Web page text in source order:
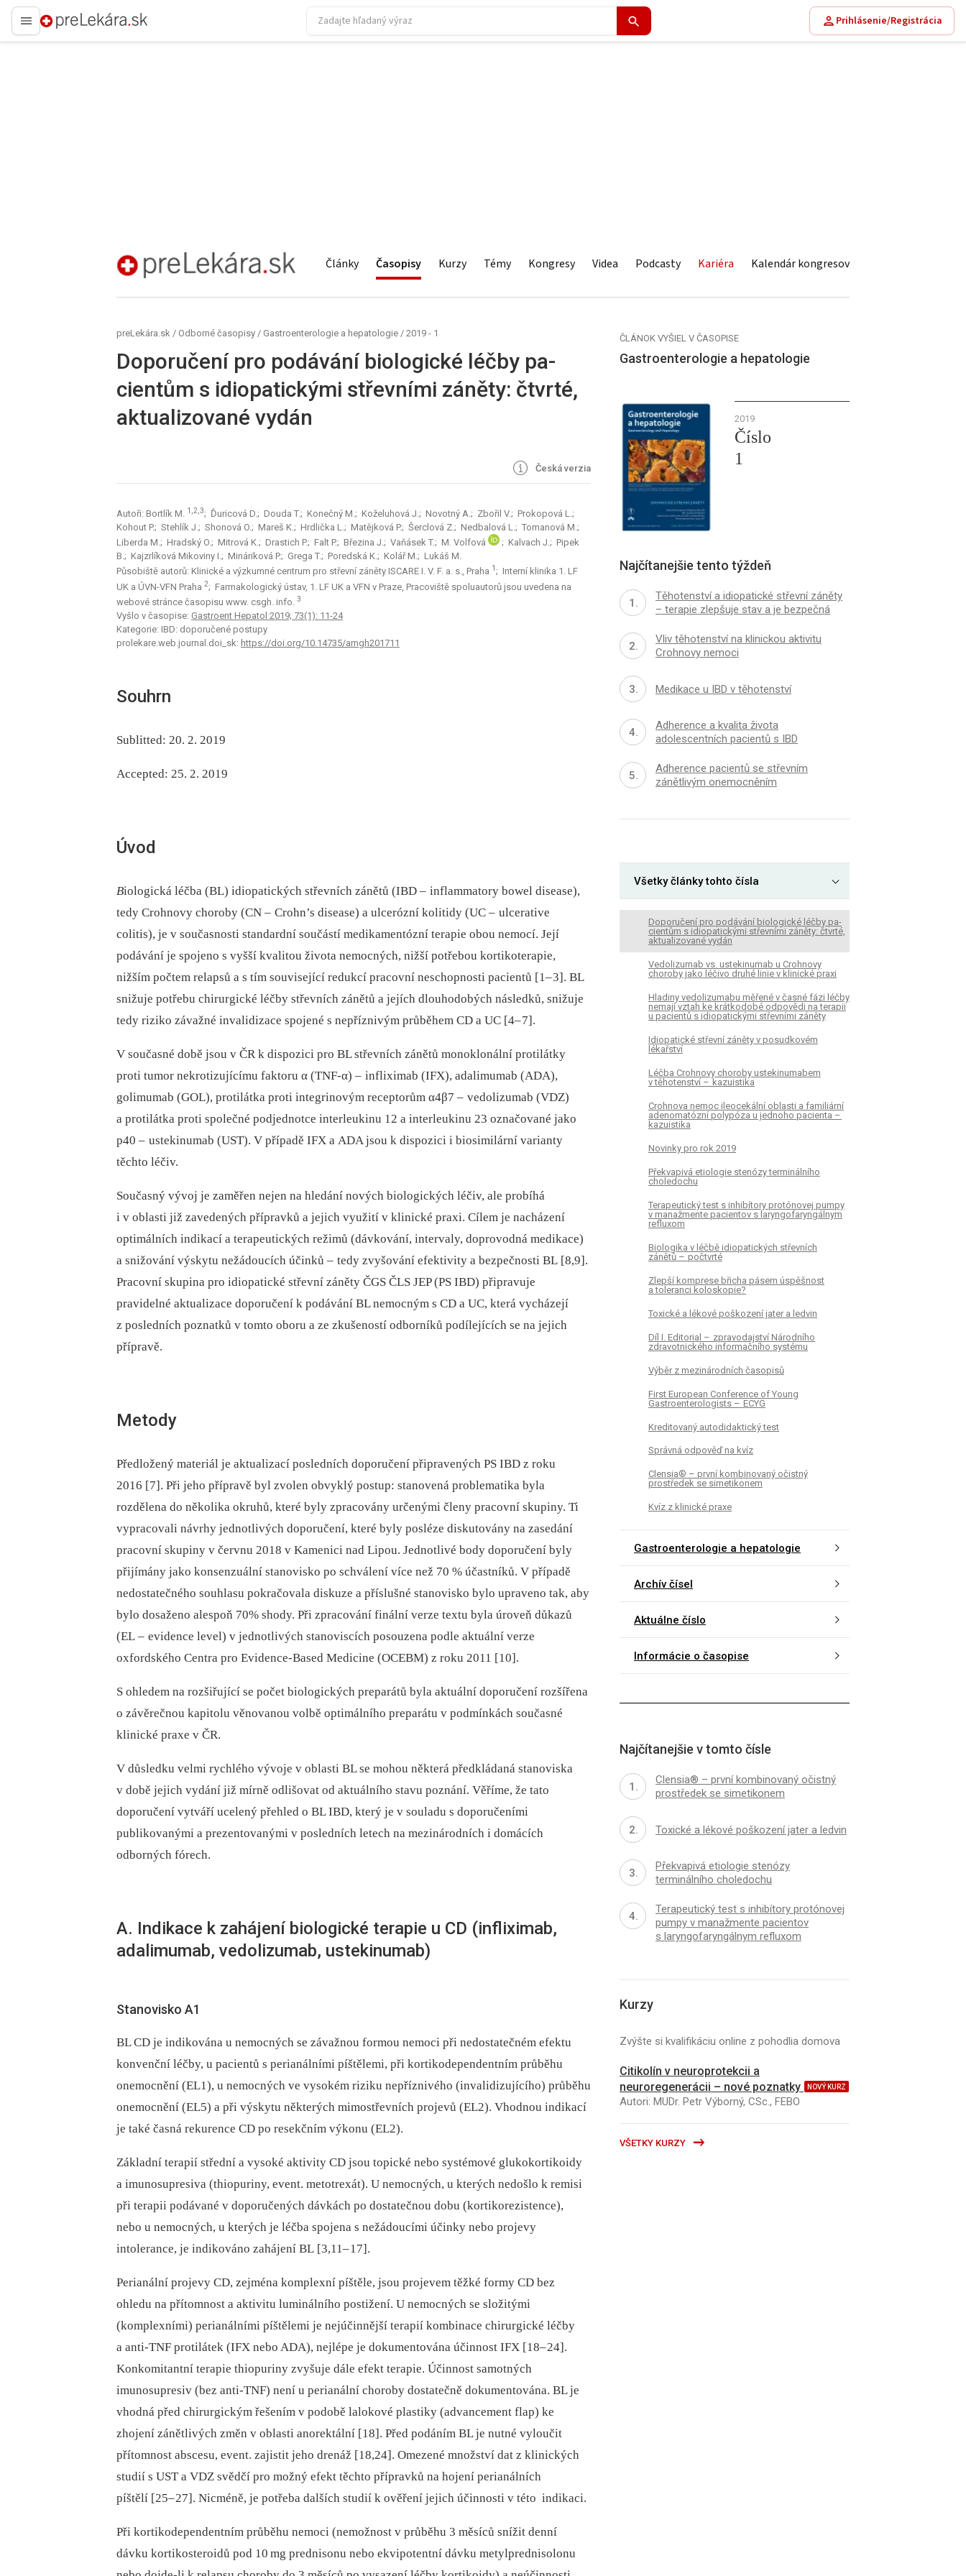
preLekára.sk
Prihlásenie/Registrácia
preLekára.sk Články Časopisy Kurzy Témy Kongresy Videa Podcasty Kariéra Kalendár kongresov
preLekára.sk / Odborné časopisy / Gastroenterologie a hepatologie / 2019 - 1
Doporučení pro podávání bio­logické léčby pa­
cientům s idiopatickými střevními záněty: čtvrté,
aktualizované vydán
Česká verzia
Autoři: Bortlík M. 1,2,3; Ďuricová D.; Douda T.; Konečný M.; Koželuhová J.; Novotný A.; Zbořil V.; Prokopová L.;
Kohout P.; Stehlík J.; Shonová O.; Mareš K.; Hrdlička L.; Matějková P.; Šerclová Z.; Nedbalová L.; Tomanová M.;
Liberda M.; Hradský O.; Mitrová K.; Drastich P.; Falt P.; Březina J.; Vaňásek T.; M. Volfová
; Kalvach J.; Pipek
B.; Kajzrlíková Mikoviny I.; Mináriková P.; Grega T.; Poredská K.; Kolář M.; Lukáš M.
Působiště autorů: Klinické a výzkumné centrum pro střevní záněty ISCARE I. V. F. a. s., Praha 1 ; Interní klinika 1. LF
UK a ÚVN-VFN Praha 2; Farmakologický ústav, 1. LF UK a VFN v Praze, Pracoviště spoluautorů jsou uvedena na
webové stránce časopisu www. csgh. info. 3
Vyšlo v časopise: Gastroent Hepatol 2019; 73(1): 11-24
Kategorie: IBD: doporučené postupy
prolekare.web.journal.doi_sk: https://doi.org/10.14735/amgh201711
Souhrn
Sublitted: 20. 2. 2019
Accepted: 25. 2. 2019
Úvod
Biologická léčba (BL) idiopatických střevních zánětů (IBD – inflam­matory bowel dis­ease),
tedy Crohnovy choroby (CN – Crohn’s dis­ease) a ulcerózní kolitidy (UC – ulcerative
colitis), je v současnosti standardní součástí medikamentózní terapie obou nemocí. Její
podávání je spojeno s vyšší kvalitou života nemocných, nižší potřebou kortikoterapie,
nižším počtem relapsů a s tím související redukcí pracovní neschopnosti pa­cientů [1–3]. BL
snižuje potřebu chirurgické léčby střevních zánětů a jejích dlouhodobých následků, snižuje
tedy riziko závažné invalidizace spojené s nepříznivým průběhem CD a UC [4–7].
V současné době jsou v ČR k dispozici pro BL střevních zánětů monoklonální protilátky
proti tumor nekrotizujícímu faktoru α (TNF-α) – infliximab (IFX), adalimumab (ADA),
golimumab (GOL), protilátka proti integrinovým receptorům α4β7 – vedolizumab (VDZ)
a protilátka proti společné podjednotce interleukinu 12 a interleukinu 23 označované jako
p40 – ustekinumab (UST). V případě IFX a ADA jsou k dispozici i bio­similární varianty
těchto léčiv.
Současný vývoj je zaměřen nejen na hledání nových bio­logických léčiv, ale probíhá
i v oblasti již zavedených přípravků a jejich využití v klinické praxi. Cílem je nacházení
optimálních indikací a terapeutických režimů (dávkování, intervaly, doprovodná medikace)
a snižování výskytu nežádoucích účinků – tedy zvyšování efektivity a bezpečnosti BL [8,9].
Pracovní skupina pro idiopatické střevní záněty ČGS ČLS JEP (PS IBD) připravuje
pravidelné aktualizace doporučení k podávání BL nemocným s CD a UC, která vycházejí
z posledních poznatků v tomto oboru a ze zkušeností odborníků podílejících se na jejich
přípravě.
Metody
Předložený materiál je aktualizací posledních doporučení připravených PS IBD z roku
2016 [7]. Při jeho přípravě byl zvolen obvyklý postup: stanovená problematika byla
rozdělena do několika okruhů, které byly zpracovány určenými členy pracovní skupiny. Ti
vypracovali návrhy jednotlivých doporučení, které byly posléze diskutovány na zasedání
pracovní skupiny v červnu 2018 v Kamenici nad Lipou. Jednotlivé body doporučení byly
přijímány jako konsenzuální stanovisko po schválení více než 70 % účastníků. V případě
nedostatečného souhlasu pokračovala diskuze a příslušné stanovisko bylo upraveno tak, aby
bylo dosaženo alespoň 70% shody. Při zpracování finální verze textu byla úroveň důkazů
(EL – evidence level) v jednotlivých stanoviscích posouzena podle aktuální verze
oxfordského Centra pro Evidence-Based Medicine (OCEBM) z roku 2011 [10].
S ohledem na rozšiřující se počet bio­logických preparátů byla aktuální doporučení rozšířena
o závěrečnou kapitolu věnovanou volbě optimálního preparátu v podmínkách současné
klinické praxe v ČR.
V důsledku velmi rychlého vývoje v oblasti BL se mohou ně­kte­rá předkládaná stanoviska
v době jejich vydání již mírně odlišovat od aktuálního stavu poznání. Věříme, že tato
doporučení vytváří ucelený přehled o BL IBD, který je v souladu s doporučeními
publikovanými a prezentovanými v posledních letech na mezinárodních i domácích
odborných fórech.
A. Indikace k zahájení bio­logické terapie u CD (infliximab,
adalimumab, vedolizumab, ustekinumab)
Stanovisko A1
BL CD je indikována u nemocných se závažnou formou nemoci při nedostatečném efektu
konvenční léčby, u pa­cientů s perianálními píštělemi, při kortikodependentním průběhu
onemocnění (EL1), u nemocných ve vysokém riziku nepříznivého (invalidizujícího) průběhu
onemocnění (EL5) a při výskytu ně­kte­rých mimostřevních projevů (EL2). Vhodnou indikací
je také časná rekurence CD po resekčním výkonu (EL2).
Základní terapií střední a vysoké aktivity CD jsou topické nebo systémové glukokortikoidy
a imunosupresiva (thiopuriny, event. metotrexát). U nemocných, u kterých nedošlo k remisi
při terapii podávané v doporučených dávkách po dostatečnou dobu (kortikorezistence),
nebo u nemocných, u kterých je léčba spojena s nežádoucími účinky nebo projevy
intolerance, je indikováno zahájení BL [3,11–17].
Perianální projevy CD, zejména komplexní píštěle, jsou projevem těžké formy CD bez
ohledu na přítomnost a aktivitu luminálního postižení. U nemocných se složitými
(komplexními) perianálními píštělemi je nejúčin­nější terapií kombinace chirurgické léčby
a anti-TNF protilátek (IFX nebo ADA), nejlépe je dokumentována účin­nost IFX [18–24].
Konkomitantní terapie thiopuriny zvyšuje dále efekt terapie. Účin­nost samotných
imunosupresiv (bez anti-TNF) není u perianální choroby dostatečně dokumentována. BL je
vhodná před chirurgickým řešením v podobě lalokové plastiky (advance­ment flap) ke
zhojení zánětlivých změn v oblasti anorektální [18]. Před podáním BL je nutné vyloučit
přítomnost abscesu, event. zajistit jeho drenáž [18,24]. Omezené množství dat z klinických
studií s UST a VDZ svědčí pro možný efekt těchto přípravků na hojení perianálních
píštělí [25–27]. Nicméně, je potřeba dalších studií k ověření jejich účin­nosti v této indikaci.
Při kortikodependentním průběhu nemoci (nemožnost v průběhu 3 měsíců snížit den­ní
dávku kortikosteroidů pod 10 mg prednisonu nebo ekvipotentní dávku metylprednisolonu
ČLÁNOK VYŠIEL V ČASOPISE
Gastroenterologie a hepatologie
2019
Číslo
1
Najčítanejšie tento týždeň
Těhotenství a idiopatické střevní záněty
– terapie zlepšuje stav a je bezpečná
Vliv těhotenství na klinickou aktivitu
Crohnovy nemoci
Medikace u IBD v těhotenství
Adherence a kvalita života
adolescentních pacientů s IBD
Adherence pacientů se střevním
zánětlivým onemocněním
Všetky články tohto čísla
Doporučení pro podávání bio­logické léčby pa­
cientům s idiopatickými střevními záněty: čtvrté,
aktualizované vydán
Vedolizumab vs. ustekinumab u Crohnovy
choroby jako léčivo druhé linie v klinické praxi
Hladiny vedolizumabu měřené v časné fázi léčby
nemají vztah ke krátkodobé odpovědi na terapii
u pa­cientů s idiopatickými střevními záněty
Idiopatické střevní záněty v posudkovém
lékařství
Léčba Crohnovy choroby ustekinumabem
v těhotenství – kazuistika
Crohnova nemoc ileocekální oblasti a familiární
adenomatózní polypóza u jednoho pa­cienta –
kazuistika
Novinky pro rok 2019
Překvapivá etiologie stenózy terminálního
choledochu
Terapeutický test s inhibítory protónovej pumpy
v manažmente pa­cientov s laryngofaryngálnym
refluxom
Biologika v léčbě idiopatických střevních
zánětů – počtvrté
Zlepší komprese břicha pásem úspěšnost
a toleranci koloskopie?
Toxické a lékové poškození jater a ledvin
Díl I. Editorial – zpravodajství Národního
zdravotnického informačního systému
Výběr z mezinárodních časopisů
First European Conference of Young
Gastroenterologists – ECYG
Kreditovaný autodidaktický test
Správná odpověď na kvíz
Clensia® – první kombinovaný očistný
prostředek se simetikonem
Kvíz z klinické praxe
Gastroenterologie a hepatologie
Archív čísel
Aktuálne číslo
Informácie o časopise
Najčítanejšie v tomto čísle
Clensia® – první kombinovaný očistný
prostředek se simetikonem
Toxické a lékové poškození jater a ledvin
Překvapivá etiologie stenózy
terminálního choledochu
Terapeutický test s inhibítory protónovej
pumpy v manažmente pa­cientov
s laryngofaryngálnym refluxom
Kurzy
Zvýšte si kvalifikáciu online z pohodlia domova
Citikolín v neuroprotekcii a
neuroregenerácii – nové poznatky
NOVÝ KURZ
Autori: MUDr. Petr Výborný, CSc., FEBO
VŠETKY KURZY